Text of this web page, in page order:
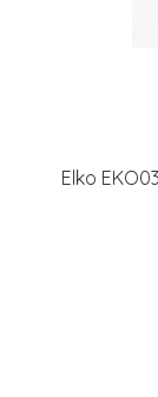
Elko